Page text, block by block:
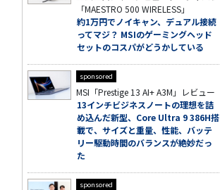
「MAESTRO 500 WIRELESS」
約1万円でノイキャン、デュアル接続
ってマジ？ MSIのゲーミングヘッド
セットのコスパがどうかしている
sponsored
MSI「Prestige 13 AI+ A3M」レビュー
13インチビジネスノートの理想を詰
め込んだ新型、Core Ultra 9 386H搭
載で、サイズと重量、性能、バッテ
リー駆動時間のバランスが絶妙だっ
た
sponsored